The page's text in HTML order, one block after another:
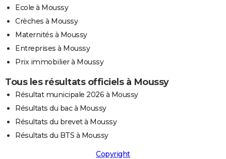
Ecole à Moussy
Crèches à Moussy
Maternités à Moussy
Entreprises à Moussy
Prix immobilier à Moussy
Tous les résultats officiels à Moussy
Résultat municipale 2026 à Moussy
Résultats du bac à Moussy
Résultats du brevet à Moussy
Résultats du BTS à Moussy
Copyright